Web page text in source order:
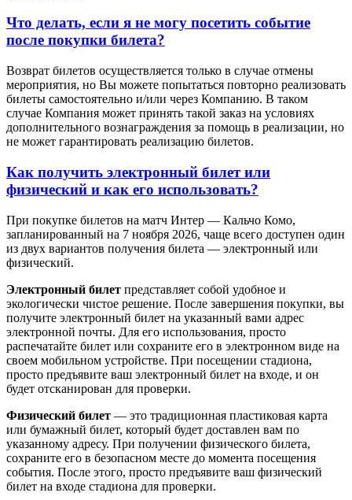
Что делать, если я не могу посетить событие
после покупки билета?
Возврат билетов осуществляется только в случае отмены
мероприятия, но Вы можете попытаться повторно реализовать
билеты самостоятельно и/или через Компанию. В таком
случае Компания может принять такой заказ на условиях
дополнительного вознаграждения за помощь в реализации, но
не может гарантировать реализацию билетов.
Как получить электронный билет или
физический и как его использовать?
При покупке билетов на матч Интер — Кальчо Комо,
запланированный на 7 ноября 2026, чаще всего доступен один
из двух вариантов получения билета — электронный или
физический.
Электронный билет представляет собой удобное и
экологически чистое решение. После завершения покупки, вы
получите электронный билет на указанный вами адрес
электронной почты. Для его использования, просто
распечатайте билет или сохраните его в электронном виде на
своем мобильном устройстве. При посещении стадиона,
просто предъявите ваш электронный билет на входе, и он
будет отсканирован для проверки.
Физический билет — это традиционная пластиковая карта
или бумажный билет, который будет доставлен вам по
указанному адресу. При получении физического билета,
сохраните его в безопасном месте до момента посещения
события. После этого, просто предъявите ваш физический
билет на входе стадиона для проверки.